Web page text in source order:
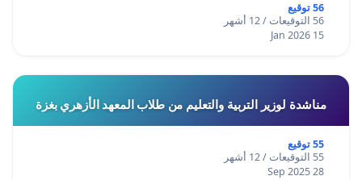
56 توقيع
56 التوقيعات / 12 أشهر
15 Jan 2026
مناشدة لوزير التربية والتعليم من طلاب المعهد الأزهري بغزة
55 توقيع
55 التوقيعات / 12 أشهر
28 Sep 2025